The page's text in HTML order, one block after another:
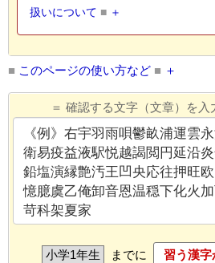
扱いについて ■
■ このページの使い方など ■
＝ 確認する文字（文章）を入
までに